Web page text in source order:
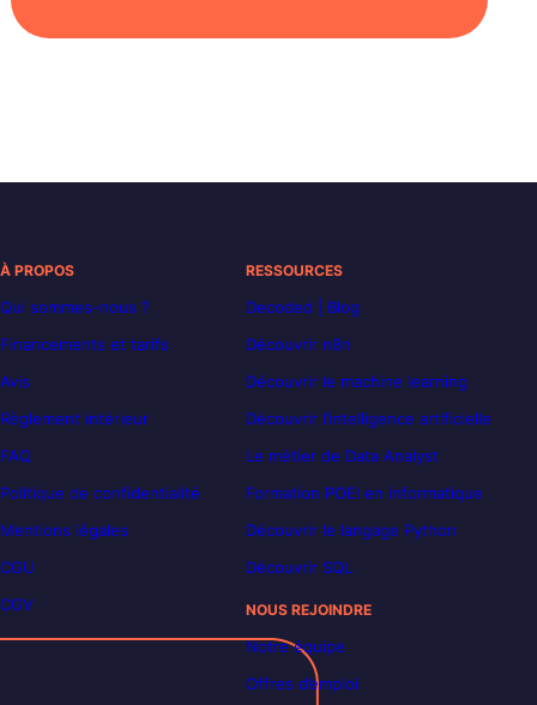
À PROPOS
Qui sommes-nous ?
Financements et tarifs
Avis
Règlement intérieur
FAQ
Politique de confidentialité
Mentions légales
CGU
CGV
RESSOURCES
Decoded | Blog
Découvrir n8n
Découvrir le machine learning
Découvrir l’intelligence artificielle
Le métier de Data Analyst
Formation POEI en informatique
Découvrir le langage Python
Découvrir SQL
NOUS REJOINDRE
Notre équipe
Offres d’emploi